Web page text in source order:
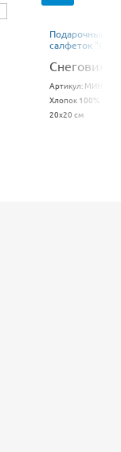
Подарочный
салфеток "G-
Снеговик
Артикул: МИНИ-
Хлопок 100% , 380
20x20 см